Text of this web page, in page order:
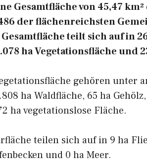
Gesamtfläche von 45,47
der flächenreichsten
teilt sich auf in
ha Vegetationsfläche und
gehören unter
ha Waldfläche, 65 ha
ha vegetationslose Fläche.
teilen sich auf in 9 ha
und 0 ha Meer.